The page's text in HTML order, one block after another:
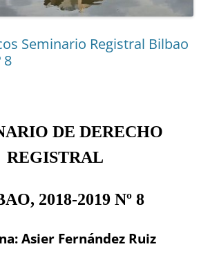
Seminario Registral Bilbao
8
DE DERECHO
REGISTRAL
2018-2019 Nº 8
Asier Fernández Ruiz